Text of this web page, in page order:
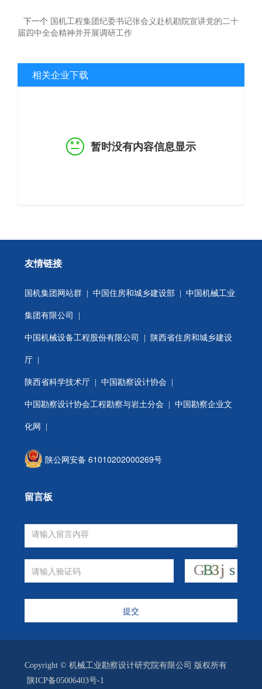
下一个 国机工程集团纪委书记张会义赴机勘院宣讲党的二十
届四中全会精神并开展调研工作
相关企业下载
暂时没有内容信息显示
友情链接
国机集团网站群 中国住房和城乡建设部 中国机械工业
集团有限公司
中国机械设备工程股份有限公司 陕西省住房和城乡建设
厅
陕西省科学技术厅 |中国勘察设计协会
中国勘察设计协会工程勘察与岩土分会 | 中国勘察企业文
化网 |
陕公网安备 61010202000269号
留言板
提交
Copyright © 机械工业勘察设计研究院有限公司 版权所有
陕ICP备05006403号-1